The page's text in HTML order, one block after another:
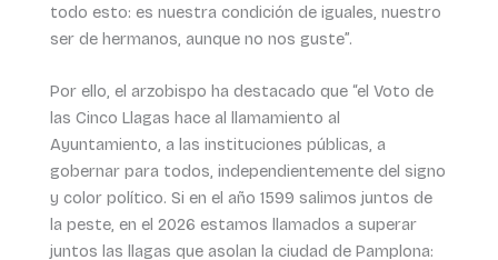
todo esto: es nuestra condición de iguales, nuestro
ser de hermanos, aunque no nos guste”.
Por ello, el arzobispo ha destacado que “el Voto de
las Cinco Llagas hace al llamamiento al
Ayuntamiento, a las instituciones públicas, a
gobernar para todos, independientemente del signo
y color político. Si en el año 1599 salimos juntos de
la peste, en el 2026 estamos llamados a superar
juntos las llagas que asolan la ciudad de Pamplona: